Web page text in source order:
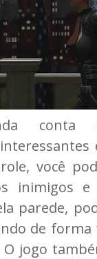
conta
você
inimigos e
parede,
de
O jogo